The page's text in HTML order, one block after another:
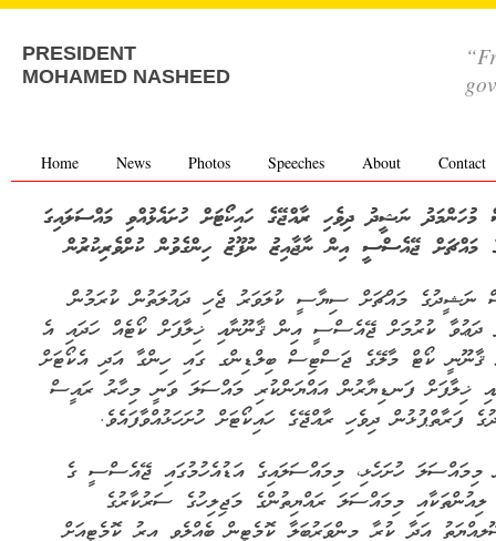
PRESIDENT
MOHAMED NASHEED
Home News Photos Speeches About Contact
މުހަންމަދު ނަޝީދު ދިވެހި ރާއްޖޭގެ ހައިކޯޓަށް ހުށައެޅުއްވި މައްސަލައިގަ
މައްޗަށް ޖޭއެސްސީ އިން ނާޖާއިޒު ނުފޫޒު ހިންގެވުން ކުށްވެރިކުރުން
ނަޝީދުގެ މައްޗަށް ސިޔާސީ ކުލަވަރު ޖެހި ދައުލަތުން ކުރަމުން
ދަޢުވާ ކުރުމަށް ޖޭއެސްސީ އިން ޤާނޫނާއި ޚިލާފަށް ކޯޓެއް ހަދައި އެ
ޤާނޫނީ ކޯޓް މާލޭގެ ޖަސްޓިސް ބިލްޑިންގ ގައި ހިންގާ އަދި އެކޯޓަށް
ޚިލާފަށް ފަނޑިޔާރުން އައްޔަންކުރި މައްސަލަ ވަނީ މިހާރު ރައީސް
ފަރާތްޕުޅުން ދިވެހި ރާއްޖޭގެ ހައިކޯޓަށް ހުށަހަޅުއްވާފައެވެ.
މިމައްސަލަ ހުށަހެޅި، މިމައްސަލައިގެ އަޑުއެހުމުގައި ޖޭއެސްސީ ގެ
ލިއުންތަކާއި މިމައްސަލަ ރައްޔިތުންގެ މަޖިލިހުގެ ސަރުކާރުގެ
އަދާ ކުރާ މިންވަރުބަލާ ކޮމެޓީން ބެއްލެވި އިރު ކޮމެޓީއަށް